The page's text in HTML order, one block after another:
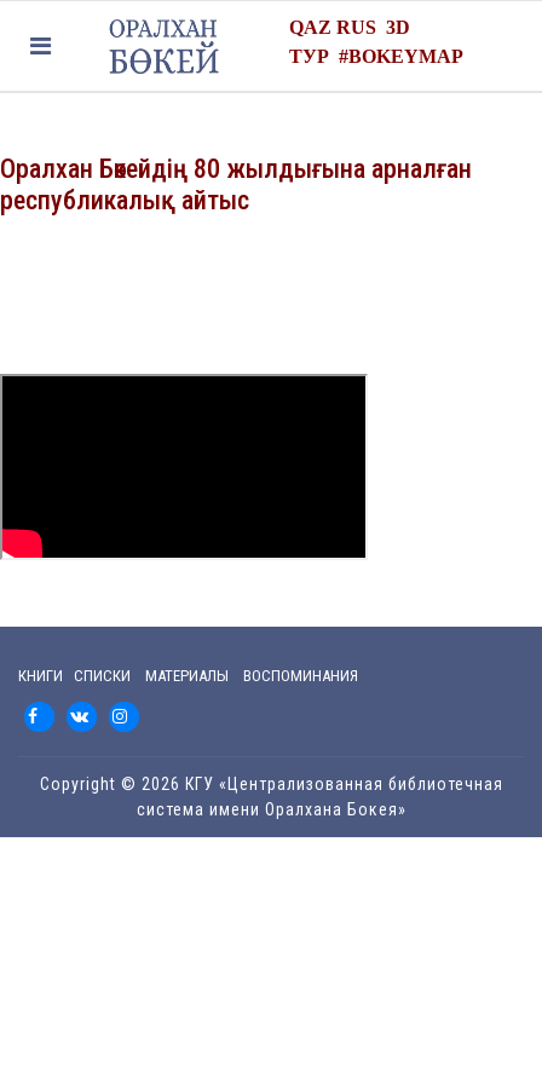
QAZ RUS 3D
ТУР #BOKEYMAP
Оралхан Бөкейдің 80 жылдығына арналған
республикалық айтыс
КНИГИ СПИСКИ МАТЕРИАЛЫ ВОСПОМИНАНИЯ
Copyright © 2026 КГУ «Централизованная библиотечная
система имени Оралхана Бокея»